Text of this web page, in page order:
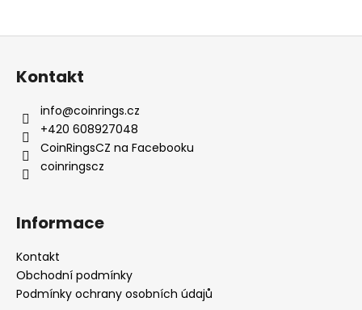
Z
Kontakt
info@coinrings.cz
+420 608927048
CoinRingsCZ na Facebooku
coinringscz
Informace
Kontakt
Obchodní podmínky
Podmínky ochrany osobních údajů